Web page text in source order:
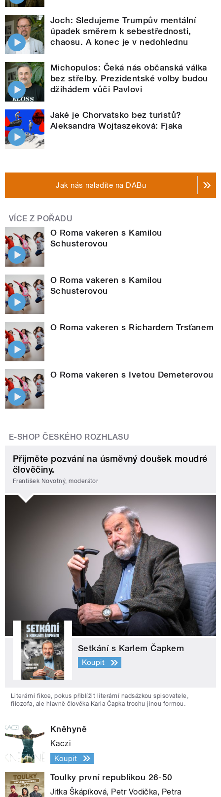
Joch: Sledujeme Trumpův mentální
úpadek směrem k sebestřednosti,
chaosu. A konec je v nedohlednu
Michopulos: Čeká nás občanská válka
bez střelby. Prezidentské volby budou
džihádem vůči Pavlovi
Jaké je Chorvatsko bez turistů?
Aleksandra Wojtaszeková: Fjaka
Jak nás naladíte na DABu
VÍCE Z POŘADU
O Roma vakeren s Kamilou
Schusterovou
O Roma vakeren s Kamilou
Schusterovou
O Roma vakeren s Richardem Trsťanem
O Roma vakeren s Ivetou Demeterovou
E-SHOP ČESKÉHO ROZHLASU
Přijměte pozvání na úsměvný doušek moudré
člověčiny.
František Novotný, moderátor
Setkání s Karlem Čapkem
Koupit
Literární fikce, pokus přiblížit literární nadsázkou spisovatele,
filozofa, ale hlavně člověka Karla Čapka trochu jinou formou.
Kněhyně
Kaczi
Koupit
Toulky první republikou 26-50
Jitka Škápíková, Petr Vodička, Petra